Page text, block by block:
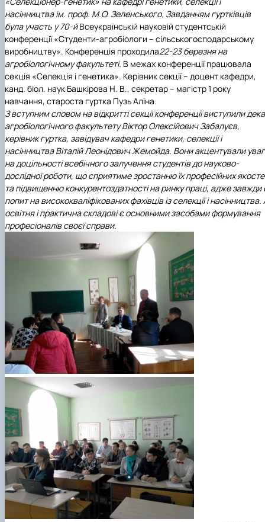
ідентифікації сортів рослин"
І міжнародна конференція присвячена 90-
річчю від дня народження вченого М.О. Зе…
насінництва ім. проф. М.О. Зеленського. Завданням гуртківців
була участь у 70-йВсеукраїнській науковій студентській
конференції «Студенти-агробіологи – сільськогосподарському
виробництву». Конференція проходила22-23 березня на
агробіологічному факультеті. В межах конференції працювала
секція «Селекція і генетика». Керівник секції – доцент кафедри,
канд. біол. наук Башкірова Н. В., секретар – магістр 1 року
навчання, староста гуртка Пузь Аліна.
З вступним словом на відкритті секції конференції виступили
агробіологічного факультету Віктор Олексійович Забалуєв,
керівник гуртка, завідувач кафедри генетики, селекції і
насінництва Віталій Леонідович Жемойда. Вони акцентували
на доцільності всебічного залучення студентів до науково-
дослідної роботи, що сприятиме зростанню їх професійних
та підвищенню конкурентоздатності на ринку праці, адже завжди
попит на висококваліфікованих фахівців із селекції і насінництва.
освітня і практична складові є основними засобами формування
професіоналів своєї справи.